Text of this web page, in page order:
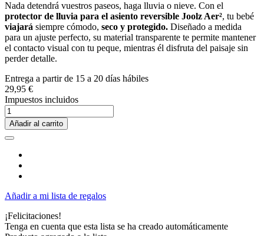
Nada detendrá vuestros paseos, haga lluvia o nieve. Con el
protector de lluvia para el asiento reversible Joolz Aer², tu bebé
viajará siempre cómodo, seco y protegido. Diseñado a medida
para un ajuste perfecto, su material transparente te permite mantener
el contacto visual con tu peque, mientras él disfruta del paisaje sin
perder detalle.
Entrega a partir de 15 a 20 días hábiles
29,95 €
Impuestos incluidos
Añadir al carrito
Añadir a mi lista de regalos
¡Felicitaciones!
Tenga en cuenta que esta lista se ha creado automáticamente